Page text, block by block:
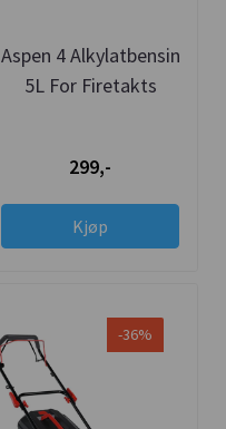
Aspen 4 Alkylatbensin
5L For Firetakts
299,-
Kjøp
-36%